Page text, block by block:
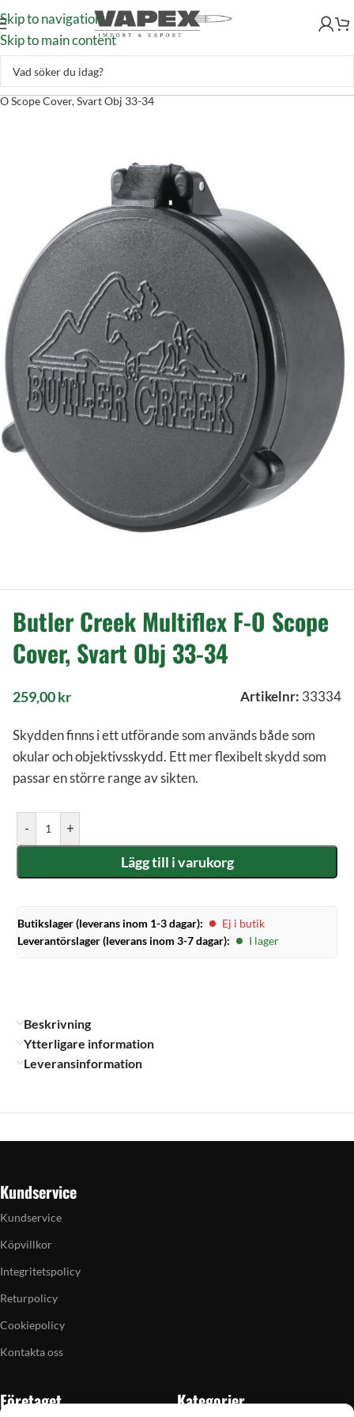
Skip to navigation
Skip to main content
Jakt & Fiske–Optik–Tillbehör–Linsskydd–Butler Creek Multiflex F-
O Scope Cover, Svart Obj 33-34
Butler Creek Multiflex F-O Scope
Cover, Svart Obj 33-34
259,00kr Artikelnr: 33334
Skydden finns i ett utförande som används både som
okular och objektivsskydd. Ett mer flexibelt skydd som
passar en större range av sikten.
- +
Lägg till i varukorg
Butikslager (leverans inom 1-3 dagar):
Ej i butik
Leverantörslager (leverans inom 3-7 dagar):
I lager
Beskrivning
Ytterligare information
Leveransinformation
Kundservice
Kundservice
Köpvillkor
Integritetspolicy
Returpolicy
Cookiepolicy
Kontakta oss
Företaget Kategorier